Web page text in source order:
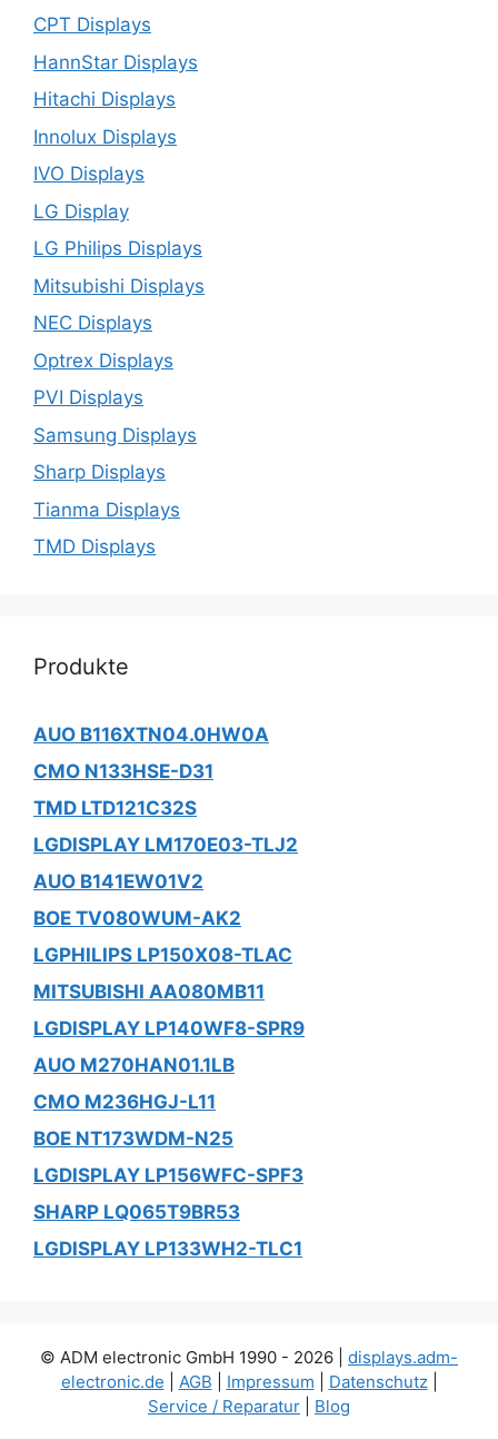
CPT Displays
HannStar Displays
Hitachi Displays
Innolux Displays
IVO Displays
LG Display
LG Philips Displays
Mitsubishi Displays
NEC Displays
Optrex Displays
PVI Displays
Samsung Displays
Sharp Displays
Tianma Displays
TMD Displays
Produkte
AUO B116XTN04.0HW0A
CMO N133HSE-D31
TMD LTD121C32S
LGDISPLAY LM170E03-TLJ2
AUO B141EW01V2
BOE TV080WUM-AK2
LGPHILIPS LP150X08-TLAC
MITSUBISHI AA080MB11
LGDISPLAY LP140WF8-SPR9
AUO M270HAN01.1LB
CMO M236HGJ-L11
BOE NT173WDM-N25
LGDISPLAY LP156WFC-SPF3
SHARP LQ065T9BR53
LGDISPLAY LP133WH2-TLC1
© ADM electronic GmbH 1990 - 2026 | displays.adm-
electronic.de
AGB Impressum Datenschutz|
Service / Reparatur
Blog